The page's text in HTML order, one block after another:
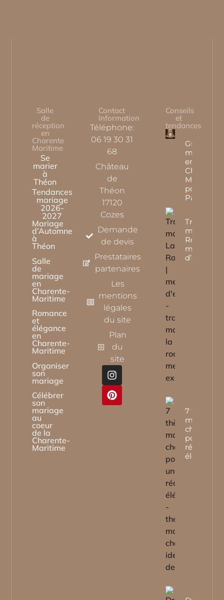
Salle
de
réception
en
Charente
Maritime
Se
marier
à
Théon
Tendances
mariage
2026-
2027
Mariage
d’Automne
à
Théon
Salle
de
mariage
en
Charente-
Maritime
Romance
et
élégance
en
Charente-
Maritime
Organiser
son
mariage
Célébrer
son
mariage
au
coeur
de la
Charente-
Maritime
Contact
Information
Téléphone:
06 19 30 31
68
Château
de
Théon
17120
Cozes
Demande
de devis
Prestataires
partenaires
Les
mentions
légales
du site
Plan
du
site
Conseils
et
tendances
Guide
mariage
en
Charente-
Maritime
pour
Parisiens
Traiteur
mariage
Rochelle |
menu
7 thèmes
mariage
château
pour une
réception
élégante